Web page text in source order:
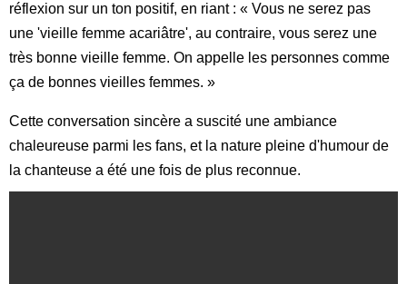
réflexion sur un ton positif, en riant : « Vous ne serez pas
une 'vieille femme acariâtre', au contraire, vous serez une
très bonne vieille femme. On appelle les personnes comme
ça de bonnes vieilles femmes. »
Cette conversation sincère a suscité une ambiance
chaleureuse parmi les fans, et la nature pleine d'humour de
la chanteuse a été une fois de plus reconnue.